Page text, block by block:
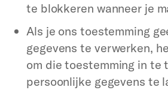
te blokkeren wanneer je
Als je ons toestemming
gegevens te verwerken,
om die toestemming in te
persoonlijke gegevens te